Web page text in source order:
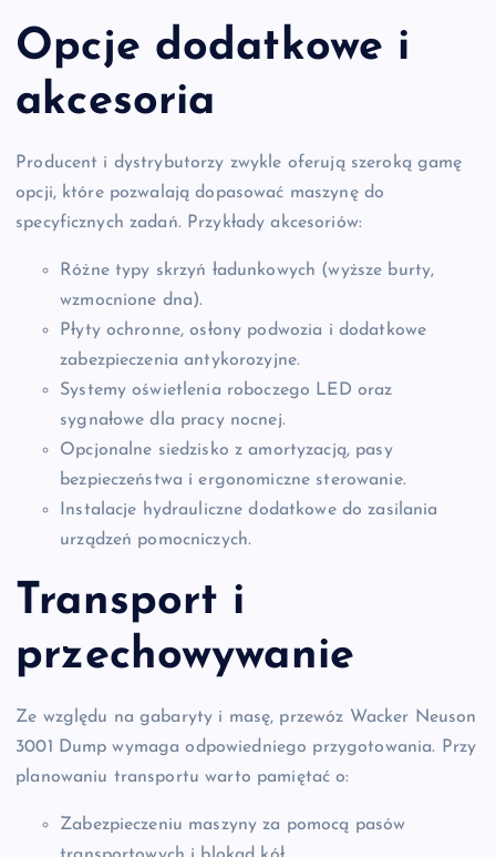
Opcje dodatkowe i
akcesoria
Producent i dystrybutorzy zwykle oferują szeroką gamę
opcji, które pozwalają dopasować maszynę do
specyficznych zadań. Przykłady akcesoriów:
Różne typy skrzyń ładunkowych (wyższe burty,
wzmocnione dna).
Płyty ochronne, osłony podwozia i dodatkowe
zabezpieczenia antykorozyjne.
Systemy oświetlenia roboczego LED oraz
sygnałowe dla pracy nocnej.
Opcjonalne siedzisko z amortyzacją, pasy
bezpieczeństwa i ergonomiczne sterowanie.
Instalacje hydrauliczne dodatkowe do zasilania
urządzeń pomocniczych.
Transport i
przechowywanie
Ze względu na gabaryty i masę, przewóz Wacker Neuson
3001 Dump wymaga odpowiedniego przygotowania. Przy
planowaniu transportu warto pamiętać o:
Zabezpieczeniu maszyny za pomocą pasów